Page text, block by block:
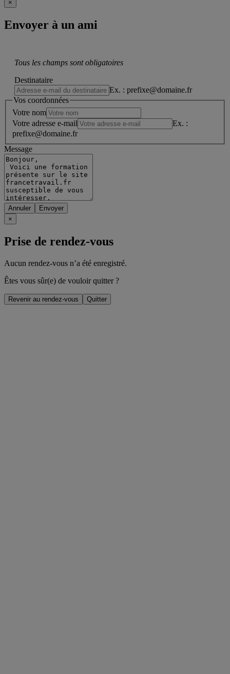
×
Envoyer à un ami
Tous les champs sont obligatoires
Destinataire
Ex. : prefixe@domaine.fr
Vos coordonnées
Votre nom
Votre adresse e-mail
Ex. :
prefixe@domaine.fr
Message
Annuler
×
Prise de rendez-vous
Aucun rendez-vous n’a été enregistré.
Êtes vous sûr(e) de vouloir quitter ?
Revenir au rendez-vous Quitter